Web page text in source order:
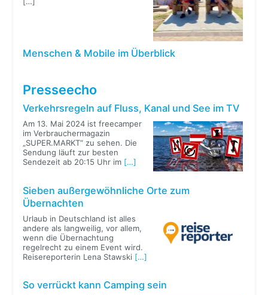
Menschen & Mobile im Überblick
Presseecho
Verkehrsregeln auf Fluss, Kanal und See im TV
Am 13. Mai 2024 ist freecamper
im Verbrauchermagazin
„SUPER.MARKT“ zu sehen. Die
Sendung läuft zur besten
Sendezeit ab 20:15 Uhr im […]
Sieben außergewöhnliche Orte zum
Übernachten
Urlaub in Deutschland ist alles
andere als langweilig, vor allem,
wenn die Übernachtung
regelrecht zu einem Event wird.
Reisereporterin Lena Stawski […]
So verrückt kann Camping sein